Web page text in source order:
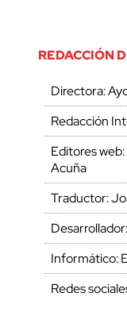
REDACCIÓN
Directora:
Redacción
Editores
Acuña
Traductor:
Informático:
Redes